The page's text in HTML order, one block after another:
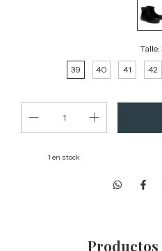
Talle:
39
40 41 42
1 en stock